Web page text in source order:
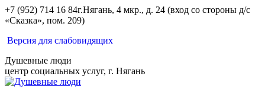
Перейти
к
+7 (952) 714 16 84г.Нягань, 4 мкр., д. 24 (вход со стороны д/с
«Сказка», пом. 209)
Вконтакте
Одноклассники
Версия для слабовидящих
Душевные люди
центр социальных услуг, г. Нягань